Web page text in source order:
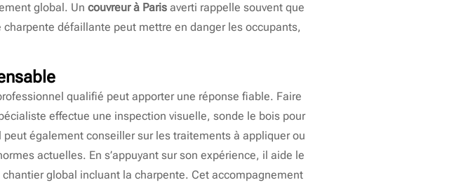
global. Un couvreur à Paris averti rappelle souvent que
défaillante peut mettre en danger les occupants,
qualifié peut apporter une réponse fiable. Faire
effectue une inspection visuelle, sonde le bois pour
également conseiller sur les traitements à appliquer ou
actuelles. En s’appuyant sur son expérience, il aide le
global incluant la charpente. Cet accompagnement